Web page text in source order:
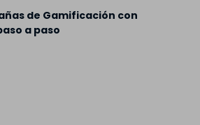
de Gamificación con
a paso